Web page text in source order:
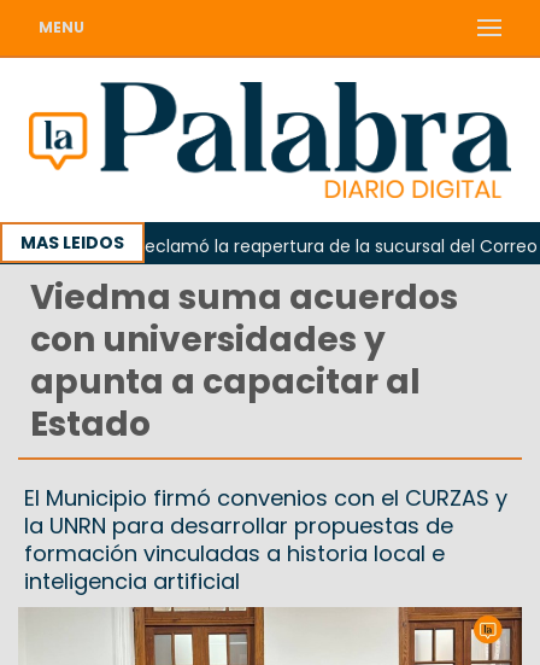
MENU
MAS LEIDOS
Odarda reclamó la reapertura de la sucursal del Correo
Viedma suma acuerdos
con universidades y
apunta a capacitar al
Estado
El Municipio firmó convenios con el CURZAS y
la UNRN para desarrollar propuestas de
formación vinculadas a historia local e
inteligencia artificial